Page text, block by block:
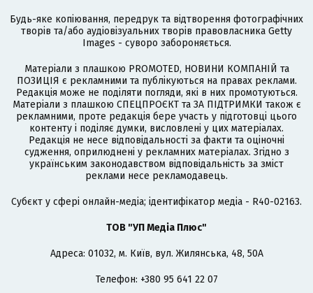
Будь-яке копіювання, передрук та відтворення фотографічних
творів та/або аудіовізуальних творів правовласника Getty
Images - суворо забороняється.
Матеріали з плашкою PROMOTED, НОВИНИ КОМПАНІЙ та
ПОЗИЦІЯ є рекламними та публікуються на правах реклами.
Редакція може не поділяти погляди, які в них промотуються.
Матеріали з плашкою СПЕЦПРОЄКТ та ЗА ПІДТРИМКИ також є
рекламними, проте редакція бере участь у підготовці цього
контенту і поділяє думки, висловлені у цих матеріалах.
Редакція не несе відповідальності за факти та оціночні
судження, оприлюднені у рекламних матеріалах. Згідно з
українським законодавством відповідальність за зміст
реклами несе рекламодавець.
Cубєкт у сфері онлайн-медіа; ідентифікатор медіа - R40-02163.
ТОВ "УП Медіа Плюс"
Адреса: 01032, м. Київ, вул. Жилянська, 48, 50А
Телефон: +380 95 641 22 07